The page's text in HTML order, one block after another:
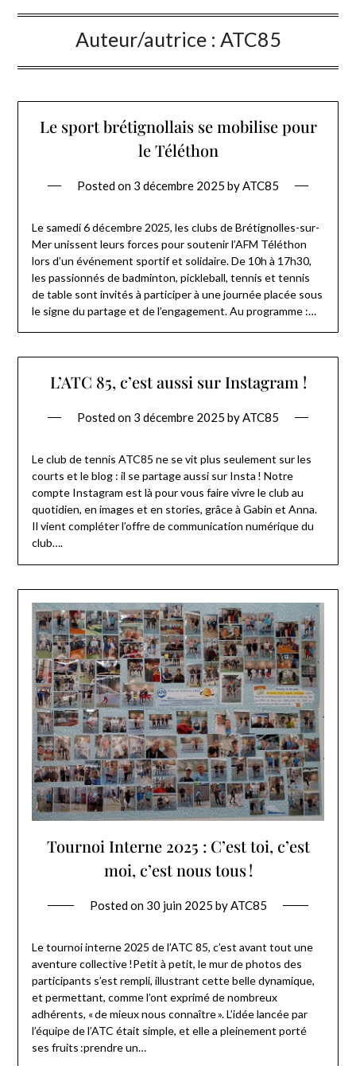
Auteur/autrice : ATC85
Le sport brétignollais se mobilise pour
le Téléthon
Posted on 3 décembre 2025 byATC85
Le samedi 6 décembre 2025, les clubs de Brétignolles-sur-
Mer unissent leurs forces pour soutenir l’AFM Téléthon
lors d’un événement sportif et solidaire. De 10h à 17h30,
les passionnés de badminton, pickleball, tennis et tennis
de table sont invités à participer à une journée placée sous
le signe du partage et de l’engagement. Au programme :…
L’ATC 85, c’est aussi sur Instagram !
Posted on 3 décembre 2025 byATC85
Le club de tennis ATC85 ne se vit plus seulement sur les
courts et le blog : il se partage aussi sur Insta ! Notre
compte Instagram est là pour vous faire vivre le club au
quotidien, en images et en stories, grâce à Gabin et Anna.
Il vient compléter l’offre de communication numérique du
club….
Tournoi Interne 2025 : C’est toi, c’est
moi, c’est nous tous !
Posted on 30 juin 2025 byATC85
Le tournoi interne 2025 de l’ATC 85, c’est avant tout une
aventure collective !Petit à petit, le mur de photos des
participants s’est rempli, illustrant cette belle dynamique,
et permettant, comme l’ont exprimé de nombreux
adhérents, « de mieux nous connaître ». L’idée lancée par
l’équipe de l’ATC était simple, et elle a pleinement porté
ses fruits :prendre un…